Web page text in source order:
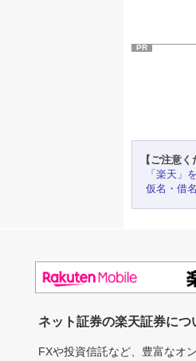
PR
【ご注意く
「楽天」
仮名・借
ネット証券の楽天証券につ
FXや投資信託など、豊富なオ